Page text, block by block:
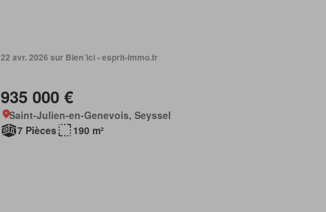
22 avr. 2026 sur Bien´ici - esprit-immo.fr
935 000 €
Saint-Julien-en-Genevois, Seyssel
7 Pièces
190 m²